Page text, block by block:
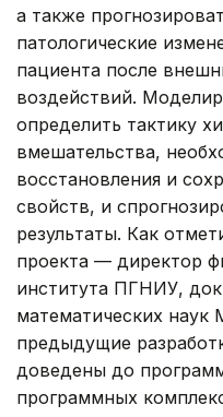
а также
патологические
пациента после
воздействий.
определить тактику
вмешательства,
восстановления и
свойств, и
результаты. Как
проекта — директор
института ПГНИУ,
математических наук
предыдущие
доведены до
программных